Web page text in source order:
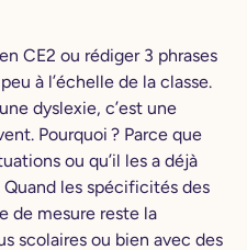
CE2 ou rédiger 3 phrases
à l’échelle de la classe.
dyslexie, c’est une
Pourquoi ? Parce que
ou qu’il les a déjà
les spécificités des
de mesure reste la
scolaires ou bien avec des